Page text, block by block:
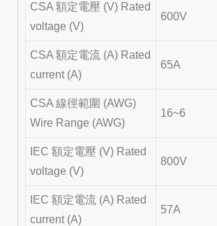
CSA 額定電壓 (V) Rated
voltage (V)
600V
CSA 額定電流 (A) Rated
current (A)
65A
CSA 線徑範圍 (AWG)
Wire Range (AWG)
16~6
IEC 額定電壓 (V) Rated
voltage (V)
800V
IEC 額定電流 (A) Rated
current (A)
57A